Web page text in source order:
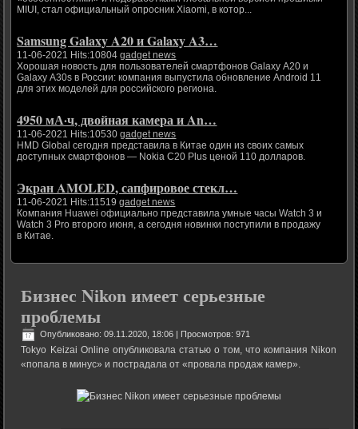
MIUI, стал официальный опросник Xiaomi, в котор...
Samsung Galaxy A20 и Galaxy A3…
11-06-2021 Hits:10804gadget news
Хорошая новость для пользователей смартфонов Galaxy A20 и
Galaxy A30s в России: компания выпустила обновление Android 11
для этих моделей для российского региона.
4950 мА·ч, двойная камера и An…
11-06-2021 Hits:10530gadget news
HMD Global сегодня представила в Китае один из своих самых
доступных смартфонов — Nokia C20 Plus ценой 110 долларов.
Экран AMOLED, сапфировое стекл…
11-06-2021 Hits:11519gadget news
Компания Huawei официально представила умные часы Watch 3 и
Watch 3 Pro второго июня, а сегодня новинки поступили в продажу
в Китае.
Бизнес Nikon имеет серьезные
проблемы
Опубликовано: 09.11.2020, 18:06 | Просмотров: 971
Tokyo Keizai Online опубликовала статью о том, что компания Nikon
«попала в минус» и пострадала от «провала продаж камер».